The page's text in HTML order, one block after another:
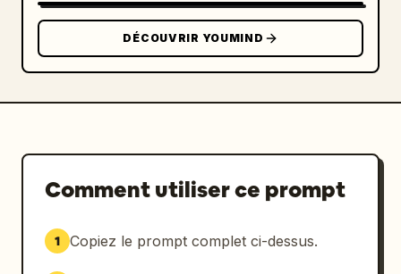
DÉCOUVRIR YOUMIND
Comment utiliser ce prompt
1 Copiez le prompt complet ci-dessus.